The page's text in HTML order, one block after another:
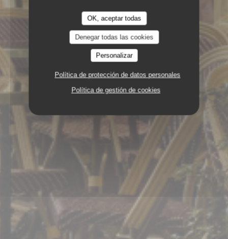
OK, aceptar todas
Denegar todas las cookies
Personalizar
Política de protección de datos personales
Política de gestión de cookies